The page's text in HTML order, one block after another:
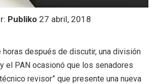
Publiko 27 abril, 2018
horas después de discutir, una división
el PAN ocasionó que los senadores
revisor” que presente una nueva